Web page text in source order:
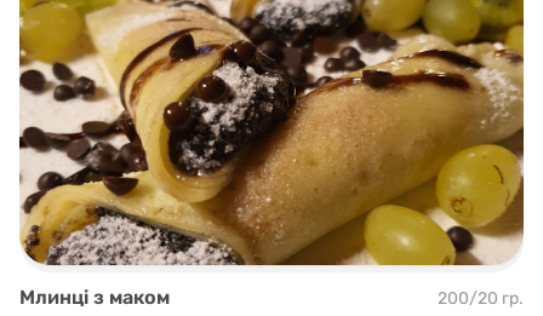
Млинці з маком 200/20 гр.